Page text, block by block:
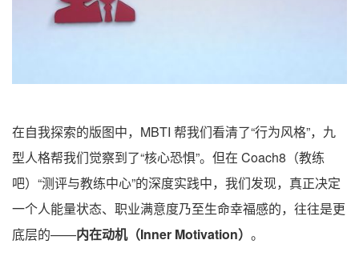
在自我探索的版图中，MBTI 帮我们看清了“行为风格”，九
型人格帮我们觉察到了“核心恐惧”。但在 Coach8（教练
吧）“测评与教练中心”的深度实践中，我们发现，真正决定
一个人能量状态、职业满意度乃至生命幸福感的，往往是更
底层的——内在动机（Inner Motivation） 。